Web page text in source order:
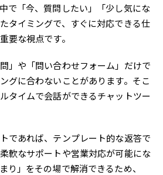
で「今、質問したい」「少し気にな
タイミングで、すぐに対応できる仕
要な視点です。
」や「問い合わせフォーム」だけで
グに合わないことがあります。そこ
タイムで会話ができるチャットツー
であれば、テンプレート的な返答で
軟なサポートや営業対応が可能にな
り」をその場で解消できるため、